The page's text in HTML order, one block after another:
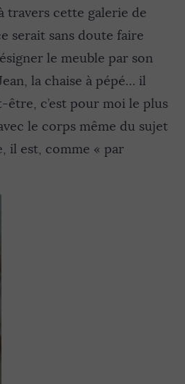
travers cette galerie de
serait sans doute faire
le meuble par son
la chaise à pépé… il
être, c’est pour moi le plus
le corps même du sujet
il est, comme « par